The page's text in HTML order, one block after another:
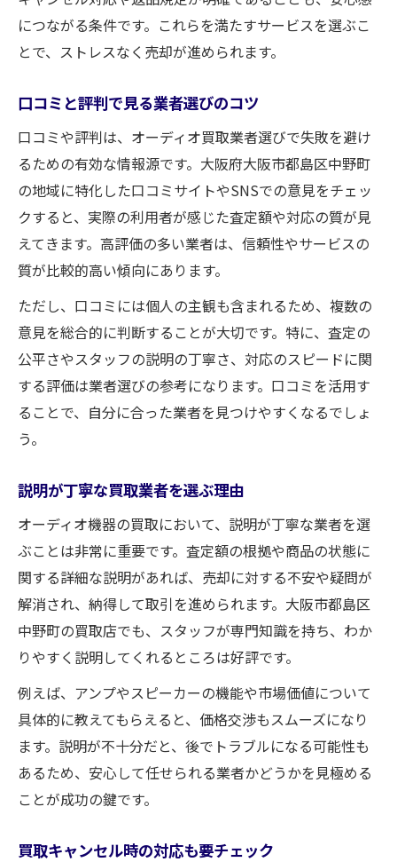
につながる条件です。これらを満たすサービスを選ぶこ
とで、ストレスなく売却が進められます。
口コミと評判で見る業者選びのコツ
口コミや評判は、オーディオ買取業者選びで失敗を避け
るための有効な情報源です。大阪府大阪市都島区中野町
の地域に特化した口コミサイトやSNSでの意見をチェッ
クすると、実際の利用者が感じた査定額や対応の質が見
えてきます。高評価の多い業者は、信頼性やサービスの
質が比較的高い傾向にあります。
ただし、口コミには個人の主観も含まれるため、複数の
意見を総合的に判断することが大切です。特に、査定の
公平さやスタッフの説明の丁寧さ、対応のスピードに関
する評価は業者選びの参考になります。口コミを活用す
ることで、自分に合った業者を見つけやすくなるでしょ
う。
説明が丁寧な買取業者を選ぶ理由
オーディオ機器の買取において、説明が丁寧な業者を選
ぶことは非常に重要です。査定額の根拠や商品の状態に
関する詳細な説明があれば、売却に対する不安や疑問が
解消され、納得して取引を進められます。大阪市都島区
中野町の買取店でも、スタッフが専門知識を持ち、わか
りやすく説明してくれるところは好評です。
例えば、アンプやスピーカーの機能や市場価値について
具体的に教えてもらえると、価格交渉もスムーズになり
ます。説明が不十分だと、後でトラブルになる可能性も
あるため、安心して任せられる業者かどうかを見極める
ことが成功の鍵です。
買取キャンセル時の対応も要チェック